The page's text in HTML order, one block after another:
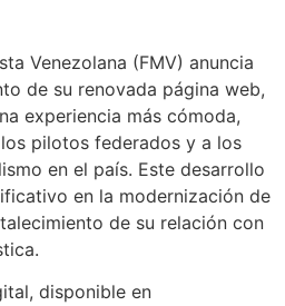
Venezolana (FMV) anuncia
de su renovada página web,
experiencia más cómoda,
pilotos federados y a los
en el país. Este desarrollo
en la modernización de
de su relación con
disponible en